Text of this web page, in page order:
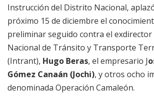
Instrucción del Distrito Nacional,
próximo 15 de diciembre el
preliminar seguido contra el
Nacional de Tránsito y Transporte
(Intrant), Hugo Beras, el empresario J
Gómez Canaán (Jochi), y otros ocho
denominada Operación Camaleón.